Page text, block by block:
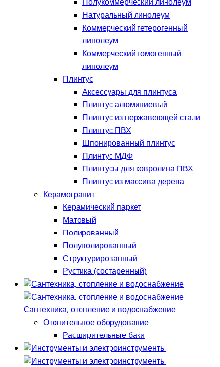
Полукоммерческий линолеум
Натуральный линолеум
Коммерческий гетерогенный
линолеум
Коммерческий гомогенный
линолеум
Плинтус
Аксессуары для плинтуса
Плинтус алюминиевый
Плинтус из нержавеющей стали
Плинтус ПВХ
Шпонированный плинтус
Плинтус МДФ
Плинтусы для ковролина ПВХ
Плинтус из массива дерева
Керамогранит
Керамический паркет
Матовый
Полированный
Полуполированный
Структурированный
Рустика (состаренный)
Сантехника, отопление и водоснабжение
Отопительное оборудование
Расширительные баки